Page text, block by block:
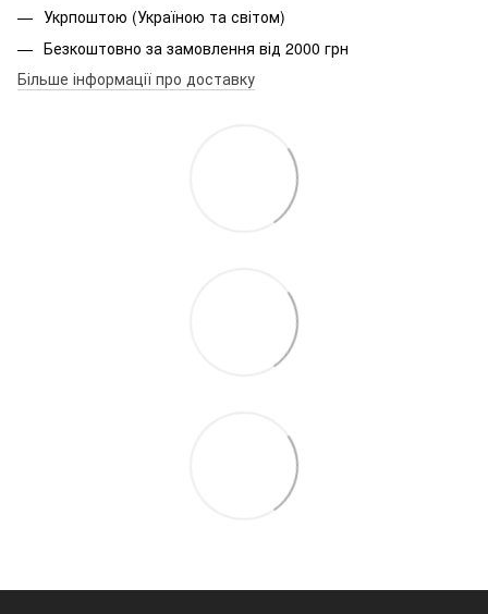
Укрпоштою (Україною та світом)
Безкоштовно за замовлення від 2000 грн
Більше інформації про доставку